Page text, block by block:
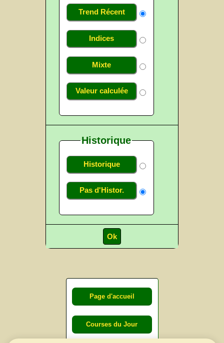
Trend Récent
Indices
Mixte
Valeur calculée
Historique
Historique
Pas d'Histor.
Page d'accueil
Courses du Jour